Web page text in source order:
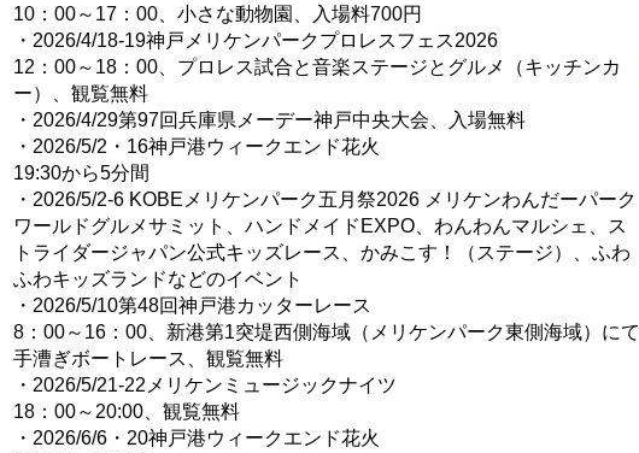
10：00～17：00、小さな動物園、入場料700円
・2026/4/18-19神戸メリケンパークプロレスフェス2026
12：00～18：00、プロレス試合と音楽ステージとグルメ（キッチンカ
ー）、観覧無料
・2026/4/29第97回兵庫県メーデー神戸中央大会、入場無料
・2026/5/2・16神戸港ウィークエンド花火
19:30から5分間
・2026/5/2-6 KOBEメリケンパーク五月祭2026 メリケンわんだーパーク
ワールドグルメサミット、ハンドメイドEXPO、わんわんマルシェ、ス
トライダージャパン公式キッズレース、かみこす！（ステージ）、ふわ
ふわキッズランドなどのイベント
・2026/5/10第48回神戸港カッターレース
8：00～16：00、新港第1突堤西側海域（メリケンパーク東側海域）にて
手漕ぎボートレース、観覧無料
・2026/5/21-22メリケンミュージックナイツ
18：00～20:00、観覧無料
・2026/6/6・20神戸港ウィークエンド花火